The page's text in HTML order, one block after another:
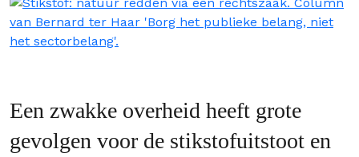
Een zwakke overheid heeft grote
gevolgen voor de stikstofuitstoot en